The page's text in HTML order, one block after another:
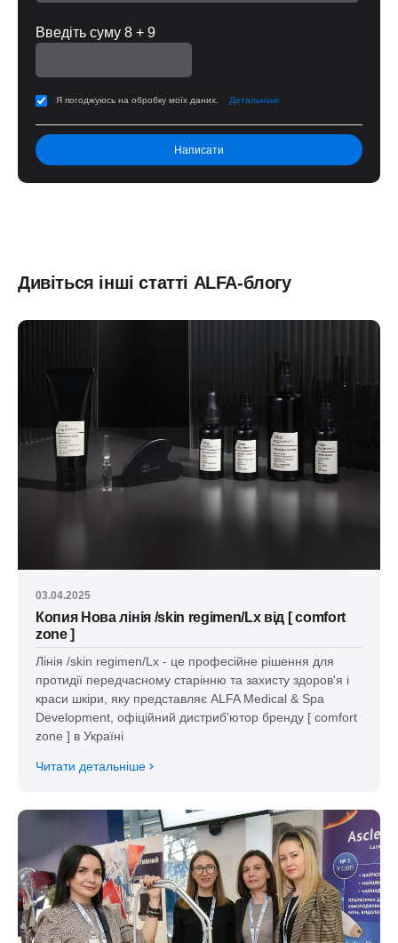
Введіть суму 8 + 9
Я погоджуюсь на обробку моїх даних. Детальніше
Дивіться інші статті ALFA-блогу
03.04.2025
Копия Нова лінія /skin regimen/Lx від [ comfort
zone ]
Лінія /skin regimen/Lx - це професійне рішення для
протидії передчасному старінню та захисту здоров'я і
краси шкіри, яку представляє ALFA Medical & Spa
Development, офіційний дистрибʼютор бренду [ comfort
zone ] в Україні
Читати детальніше